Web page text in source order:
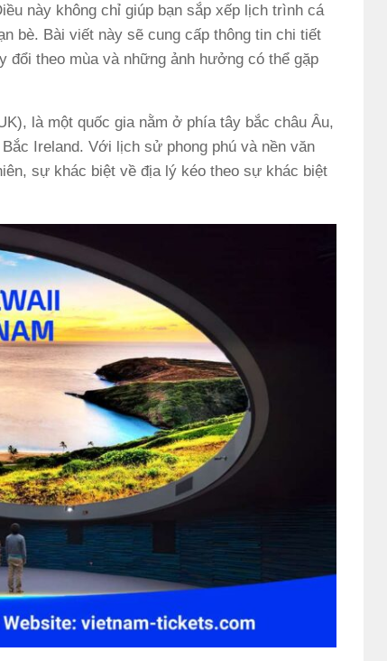
này không chỉ giúp bạn sắp xếp lịch trình cá
bè. Bài viết này sẽ cung cấp thông tin chi tiết
đổi theo mùa và những ảnh hưởng có thể gặp
là một quốc gia nằm ở phía tây bắc châu Âu,
Ireland. Với lịch sử phong phú và nền văn
sự khác biệt về địa lý kéo theo sự khác biệt